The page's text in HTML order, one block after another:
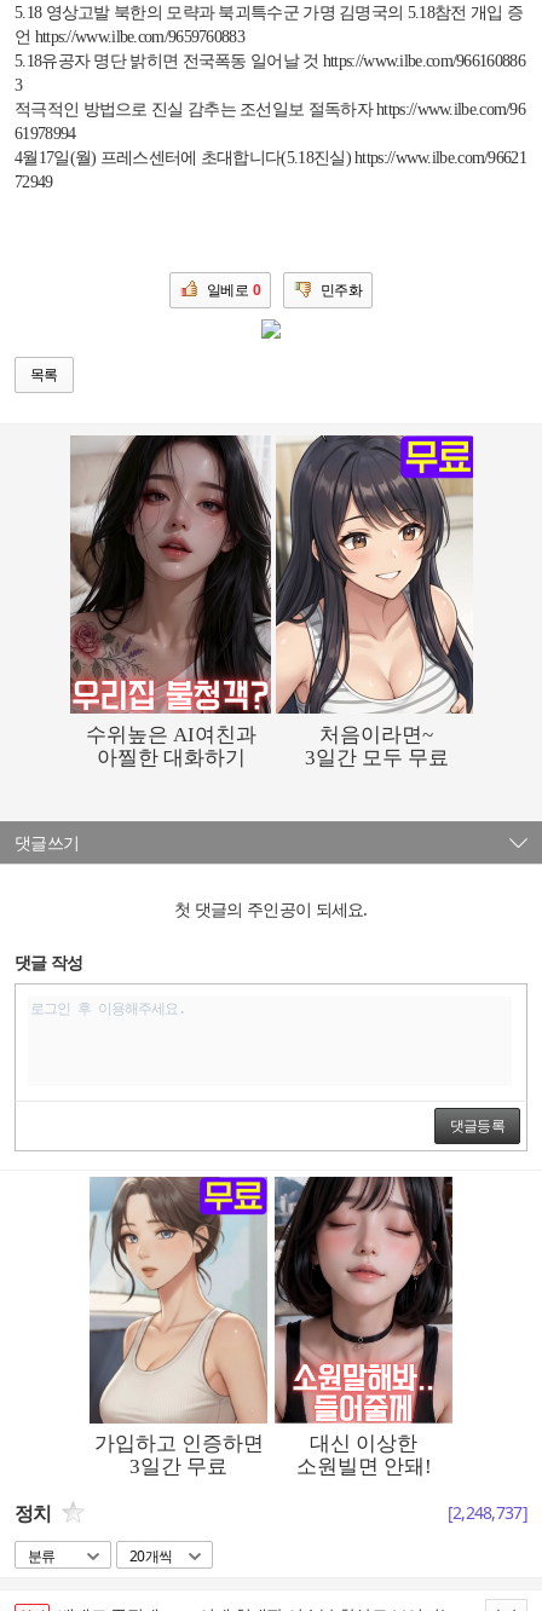
5.18 영상고발 북한의 모략과 북괴특수군 가명 김명국의 5.18참전 개입 증
언 https://www.ilbe.com/9659760883
5.18유공자 명단 밝히면 전국폭동 일어날 것 https://www.ilbe.com/966160886
3
적극적인 방법으로 진실 감추는 조선일보 절독하자 https://www.ilbe.com/96
61978994
4월 17일(월) 프레스센터에 초대합니다(5.18진실) https://www.ilbe.com/96621
72949
일베로 0 민주화
목록
댓글쓰기
첫 댓글의 주인공이 되세요.
댓글 작성
댓글등록
정치 [2,248,737]
분류 20개씩